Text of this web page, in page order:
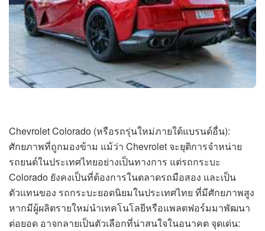
Chevrolet Colorado (หรือรถรุ่นใหม่ภายใต้แบรนด์อื่น):
ศักยภาพที่ถูกมองข้าม แม้ว่า Chevrolet จะยุติการจำหน่าย
รถยนต์ในประเทศไทยอย่างเป็นทางการ แต่รถกระบะ
Colorado ยังคงเป็นที่ต้องการในตลาดรถมือสอง และเป็น
ตัวแทนของ รถกระบะยอดนิยมในประเทศไทย ที่มีศักยภาพสูง
หากมีผู้ผลิตรายใหม่นำเทคโนโลยีหรือแพลตฟอร์มมาพัฒนา
ต่อยอด อาจกลายเป็นตัวเลือกที่น่าสนใจในอนาคต จุดเด่น: